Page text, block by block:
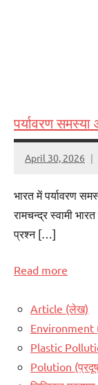
पर्यावरण
April 30, 2026
भारत में पर्यावरण
रामचन्द्र स्वामी
प्रश्न […]
Read more
Article (लेख)
Environment
Plastic
Polution